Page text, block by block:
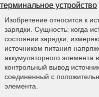
терминальное устройство
Изобретение относится к
зарядки. Сущность: когда
состоянии зарядки,
источником питания
аккумуляторного элемента
контрольный вывод
соединенный с
элемента.